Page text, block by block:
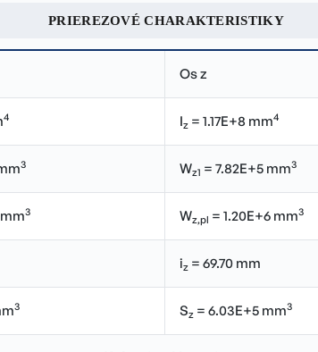
PRIEREZOVÉ CHARAKTERISTIKY
Os z
4 Iz = 1.17E+8 mm4
3 Wz1 = 7.82E+5 mm3
3 Wz,pl = 1.20E+6 mm3
iz = 69.70 mm
3 Sz = 6.03E+5 mm3